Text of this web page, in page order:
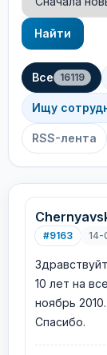
Найти
Все 16119
Ищу
RSS-лента
#9163
14-
10 лет на
ноябрь
Спасибо.